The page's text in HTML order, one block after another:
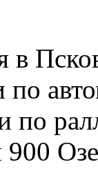
по
по
900